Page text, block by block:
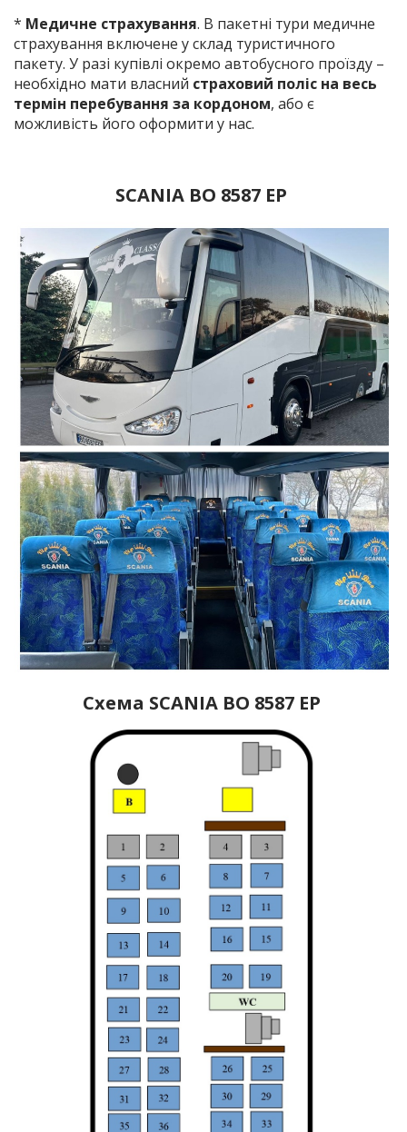
* Медичне страхування. В пакетні тури медичне
страхування включене у склад туристичного
пакету. У разі купівлі окремо автобусного проїзду –
необхідно мати власний страховий поліс на весь
термін перебування за кордоном, або є
можливість його оформити у нас.
SCANIA ВО 8587 ЕР
Схема SCANIA ВО 8587 ЕР